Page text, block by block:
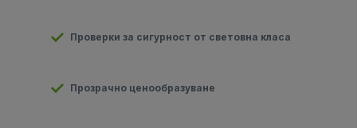
Проверки за сигурност от световна класа
Прозрачно ценообразуване